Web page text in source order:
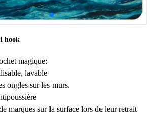
hook
magique:
lavable
ongles sur les murs.
marques sur la surface lors de leur retrait